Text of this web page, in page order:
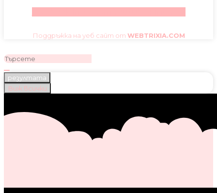
Поддръжка на уеб сайт от WEBTRIXIA.COM
резултата
Виж всички